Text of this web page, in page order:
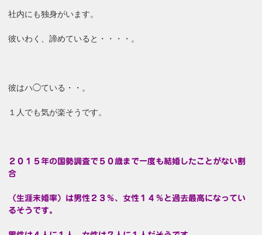
社内にも独身がいます。
彼いわく、諦めていると・・・・。
彼はハ◯ている・・。
１人でも気が楽そうです。
２０１５年の国勢調査で５０歳まで一度も結婚したことがない割
合
（生涯未婚率）は男性２３％、女性１４％と過去最高になってい
るそうです。